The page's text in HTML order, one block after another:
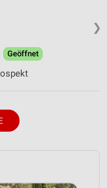
❯
Geöffnet